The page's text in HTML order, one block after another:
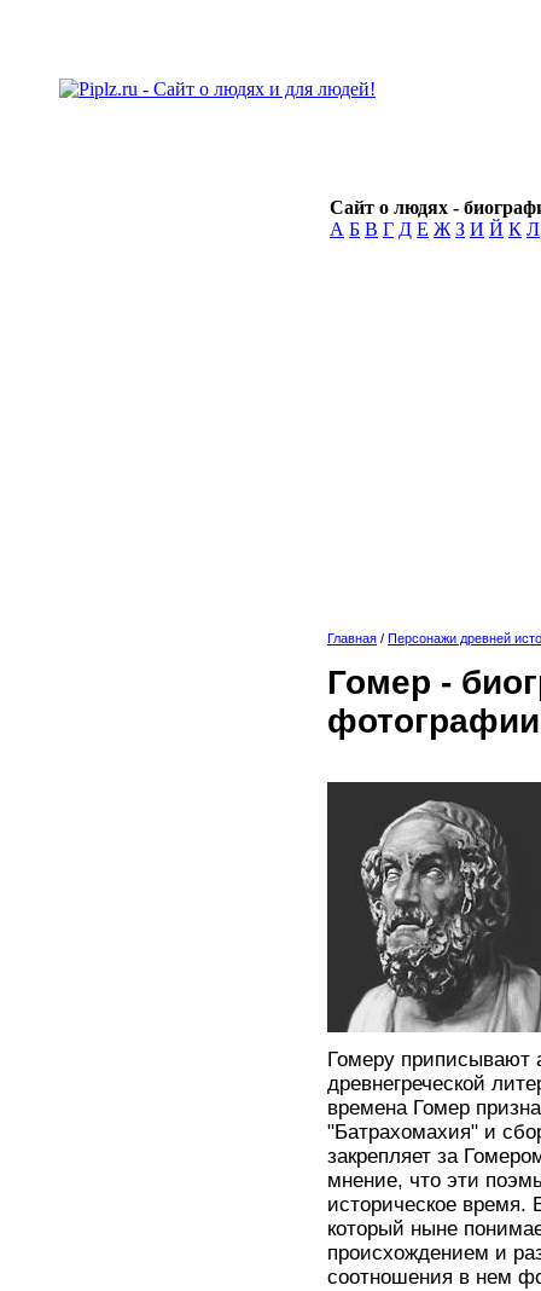
Сайт о людях -
А Б В Г Д Е Ж З И Й К Л
Главная / Персонажи древней
Гомер -
Гомеру приписывают
древнегреческой
времена Гомер
"Батрахомахия" и
закрепляет за
мнение, что эти
историческое время.
который ныне
происхождением и
соотношения в нем